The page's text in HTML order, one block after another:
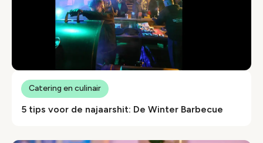
5 tips voor de najaarshit: De Winter Barbecue
Catering en culinair